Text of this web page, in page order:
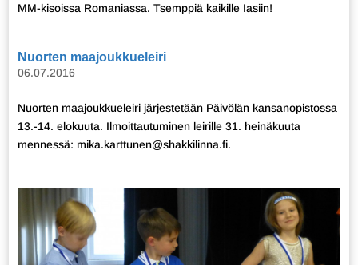
MM-kisoissa Romaniassa. Tsemppiä kaikille Iasiin!
Nuorten maajoukkueleiri
06.07.2016
Nuorten maajoukkueleiri järjestetään Päivölän kansanopistossa
13.-14. elokuuta. Ilmoittautuminen leirille 31. heinäkuuta
mennessä: mika.karttunen@shakkilinna.fi.